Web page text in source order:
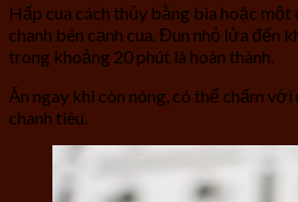
Hấp cua cách thủy bằng bia hoặc
chanh bên cạnh cua. Đun nhỏ lửa đến
trong khoảng 20 phút là hoàn thành.
Ăn ngay khi còn nóng, có thể chấm
chanh tiêu.